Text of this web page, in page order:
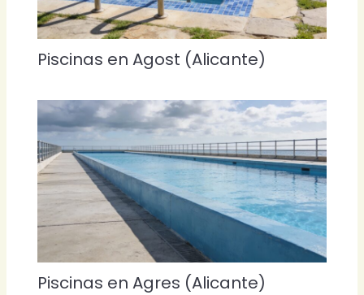
Piscinas en Agost (Alicante)
Piscinas en Agres (Alicante)